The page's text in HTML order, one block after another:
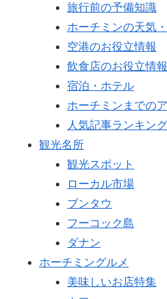
旅行前の予備知識
ホーチミンの天気
空港のお役立情報
飲食店のお役立情報
宿泊・ホテル
ホーチミンまでの
人気記事ランキング
観光名所
観光スポット
ローカル市場
ブンタウ
フーコック島
ダナン
ホーチミングルメ
美味しいお店特集